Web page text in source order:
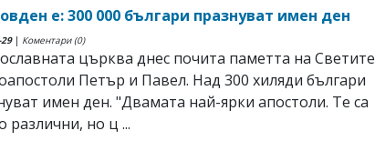
е: 300 000 българи празнуват имен ден
| Коментари (0)
църква днес почита паметта на Светите
Петър и Павел. Над 300 хиляди българи
имен ден. "Двамата най-ярки апостоли. Те са
различни, но ц ...